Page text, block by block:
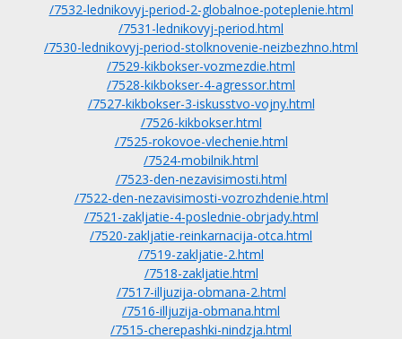
/7532-lednikovyj-period-2-globalnoe-poteplenie.html
/7531-lednikovyj-period.html
/7530-lednikovyj-period-stolknovenie-neizbezhno.html
/7529-kikbokser-vozmezdie.html
/7528-kikbokser-4-agressor.html
/7527-kikbokser-3-iskusstvo-vojny.html
/7526-kikbokser.html
/7525-rokovoe-vlechenie.html
/7524-mobilnik.html
/7523-den-nezavisimosti.html
/7522-den-nezavisimosti-vozrozhdenie.html
/7521-zakljatie-4-poslednie-obrjady.html
/7520-zakljatie-reinkarnacija-otca.html
/7519-zakljatie-2.html
/7518-zakljatie.html
/7517-illjuzija-obmana-2.html
/7516-illjuzija-obmana.html
/7515-cherepashki-nindzja.html